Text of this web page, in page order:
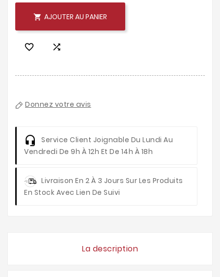
 AJOUTER AU PANIER
 
Donnez votre avis
Service Client Joignable Du Lundi Au
Vendredi De 9h À 12h Et De 14h À 18h
Livraison En 2 À 3 Jours Sur Les Produits
En Stock Avec Lien De Suivi
La description